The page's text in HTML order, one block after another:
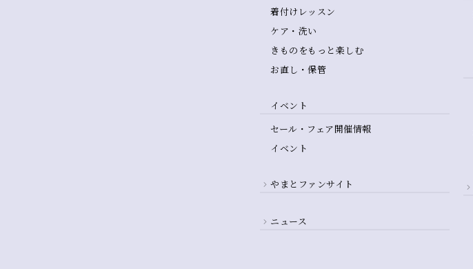
着付けレッスン
ケア・洗い
きものをもっと楽しむ
お直し・保管
イベント
セール・フェア開催情報
イベント
やまとファンサイト
ニュース